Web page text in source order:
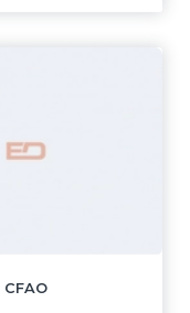
CFAO